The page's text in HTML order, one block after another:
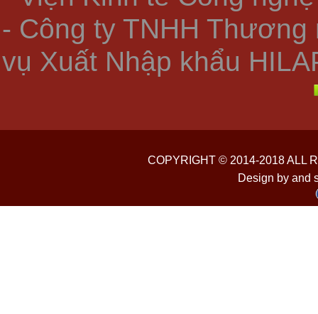
- Công ty TNHH Thương
vụ Xuất Nhập khẩu
COPYRIGHT © 2014-2018 ALL
Design by and